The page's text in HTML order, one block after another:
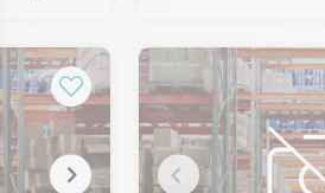
occasion unique et
maintenant pour plus